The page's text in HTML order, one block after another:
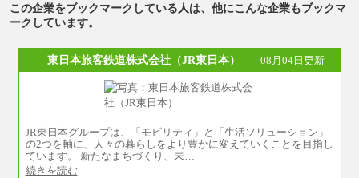
この企業をブックマークしている人は、他にこんな企業もブックマ
ークしています。
東日本旅客鉄道株式会社（JR東日本） 08月04日更新
JR東日本グループは、「モビリティ」と「生活ソリューション」
の2つを軸に、人々の暮らしをより豊かに変えていくことを目指し
ています。 新たなまちづくり、未…
続きを読む